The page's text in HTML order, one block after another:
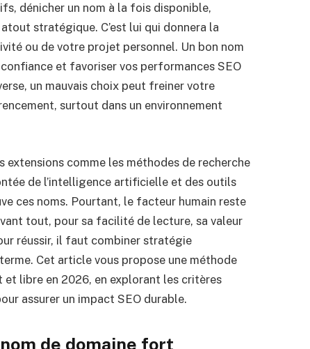
dénicher un nom à la fois disponible,
stratégique. C’est lui qui donnera la
ou de votre projet personnel. Un bon nom
et favoriser vos performances SEO
un mauvais choix peut freiner votre
surtout dans un environnement
comme les méthodes de recherche
de l’intelligence artificielle et des outils
ces noms. Pourtant, le facteur humain reste
tout, pour sa facilité de lecture, sa valeur
réussir, il faut combiner stratégie
Cet article vous propose une méthode
et libre en 2026, en explorant les critères
assurer un impact SEO durable.
de domaine fort